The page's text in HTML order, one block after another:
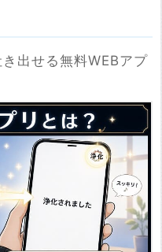
投稿する
出せる無料WEBアプ